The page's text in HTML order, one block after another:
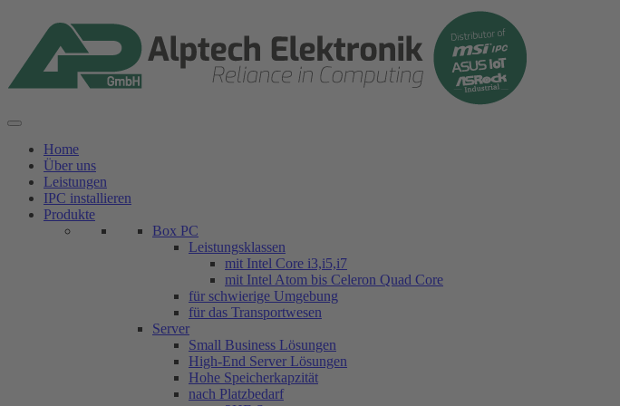
springen
Home
Über uns
Leistungen
IPC installieren
Produkte
Box PC
Leistungsklassen
mit Intel Core i3,i5,i7
mit Intel Atom bis Celeron Quad Core
für schwierige Umgebung
für das Transportwesen
Server
Small Business Lösungen
High-End Server Lösungen
Hohe Speicherkapzität
nach Platzbedarf